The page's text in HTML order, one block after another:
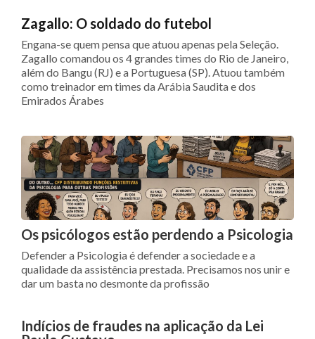
Zagallo: O soldado do futebol
Engana-se quem pensa que atuou apenas pela Seleção.
Zagallo comandou os 4 grandes times do Rio de Janeiro,
além do Bangu (RJ) e a Portuguesa (SP). Atuou também
como treinador em times da Arábia Saudita e dos
Emirados Árabes
Os psicólogos estão perdendo a Psicologia
Defender a Psicologia é defender a sociedade e a
qualidade da assistência prestada. Precisamos nos unir e
dar um basta no desmonte da profissão
Indícios de fraudes na aplicação da Lei